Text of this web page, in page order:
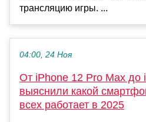
трансляцию игры. ...
04:00, 24 Ноя
От iPhone 12 Pro Max до
выяснили какой
всех работает в 2025